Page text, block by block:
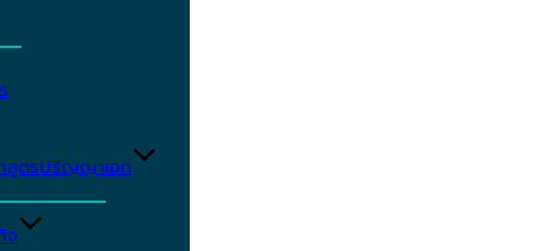
สูตรปริญญาเอก
จ